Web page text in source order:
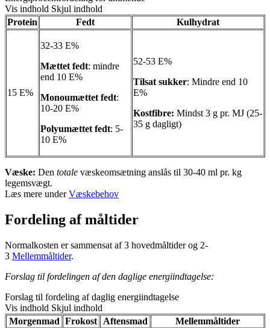
Vis indhold Skjul indhold
Protein
Fedt Kulhydrat
15 E%
32-33 E%
Mættet fedt: mindre
end 10 E%
Monoumættet fedt:
10-20 E%
Polyumættet fedt: 5-
10 E%
52-53 E%
Tilsat sukker: Mindre end 10
E%
Kostfibre: Mindst 3 g pr. MJ (25-
35 g dagligt)
Væske: Den totale væskeomsætning anslås til 30-40 ml pr. kg
legemsvægt.
Læs mere underVæskebehov
Fordeling af måltider
Normalkosten er sammensat af 3 hovedmåltider og 2-
3 Mellemmåltider.
Forslag til fordelingen af den daglige energiindtagelse:
Forslag til fordeling af daglig energiindtagelse
Vis indhold Skjul indhold
Morgenmad Frokost Aftensmad
Mellemmåltider